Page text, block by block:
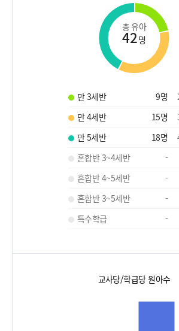
총 유아
42명
만 3세반 9명
만 4세반
15명
만 5세반
18명
혼합반 3~4세반
-
혼합반 4~5세반
-
혼합반 3~5세반
-
특수학급
-
교사당/학급당 원아수